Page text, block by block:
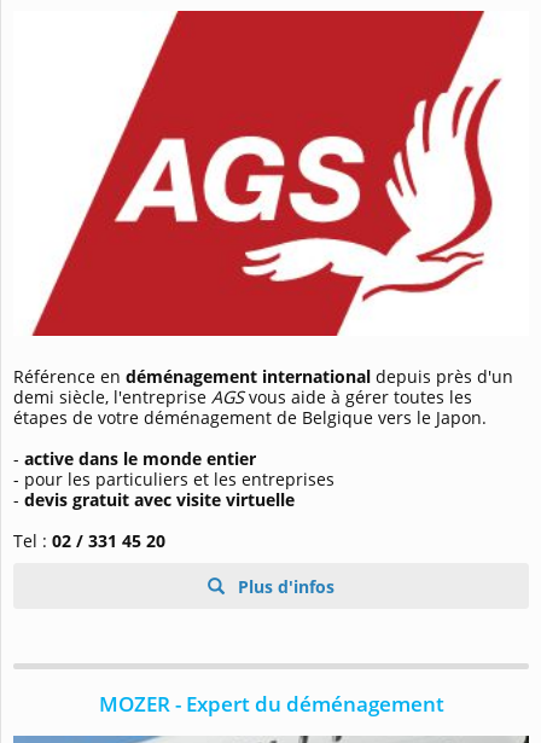
Référence en déménagement international depuis près d'un
demi siècle, l'entreprise AGSvous aide à gérer toutes les
étapes de votre déménagement de Belgique vers le Japon.
- active dans le monde entier
- pour les particuliers et les entreprises
- devis gratuit avec visite virtuelle
Tel : 02 / 331 45 20
Plus d'infos
MOZER - Expert du déménagement